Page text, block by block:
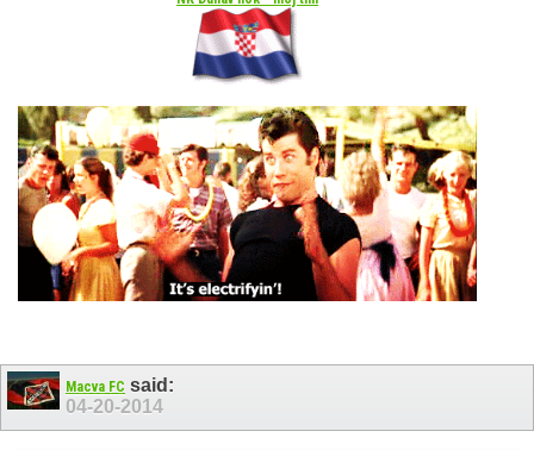
Macva FC said:
04-20-2014